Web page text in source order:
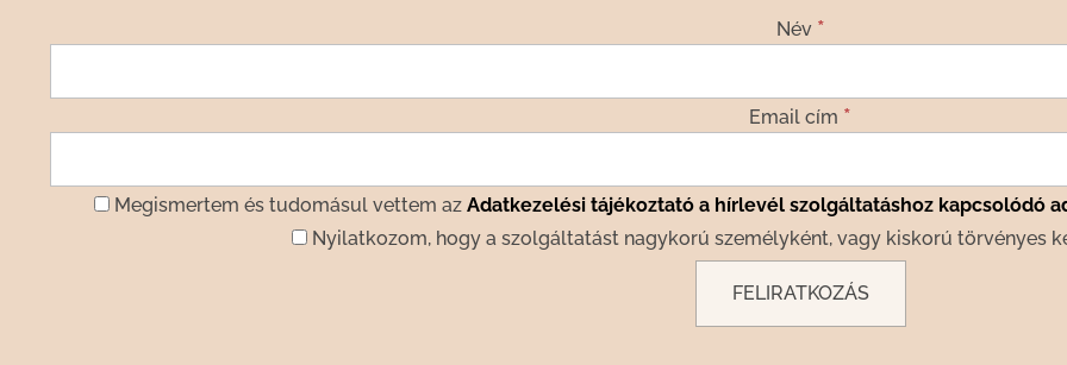
Név *
Email cím *
Megismertem és tudomásul vettem az Adatkezelési tájékoztató a hírlevél szolgáltatáshoz kapcsolódó
Nyilatkozom, hogy a szolgáltatást nagykorú személyként, vagy kiskorú törvényes